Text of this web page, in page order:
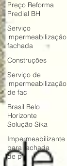
Preço Reforma
Predial BH
Serviço
impermeabilização
fachada
Construções
Serviço de
impermeabilização
de fac
Brasil Belo
Horizonte
Solução Sika
Impermeabilizante
para fachada
de p